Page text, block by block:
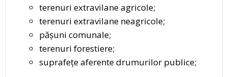
terenuri extravilane agricole;
terenuri extravilane neagricole;
pășuni comunale;
terenuri forestiere;
suprafețe aferente drumurilor publice;